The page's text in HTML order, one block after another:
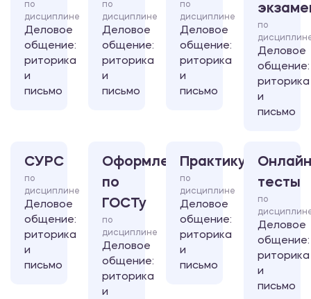
по
дисциплине
Деловое
общение:
риторика
и
письмо
по
дисциплине
Деловое
общение:
риторика
и
письмо
по
дисциплине
Деловое
общение:
риторика
и
письмо
по
Деловое
общение:
риторика
и
письмо
СУРС
по
дисциплине
Деловое
общение:
риторика
и
письмо
Оформление
по
ГОСТу
по
дисциплине
Деловое
общение:
риторика
и
Практикум
по
дисциплине
Деловое
общение:
риторика
и
письмо
тесты
по
Деловое
общение:
риторика
и
письмо